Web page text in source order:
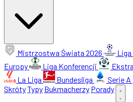
Mistrzostwa Świata 2026
Europy
Liga Konferencji
La Liga
Bundesliga Serie A
SkrótyTypy Bukmacherzy Porady